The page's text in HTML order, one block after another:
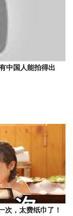
中国人能拍得出
次，太费纸巾了！